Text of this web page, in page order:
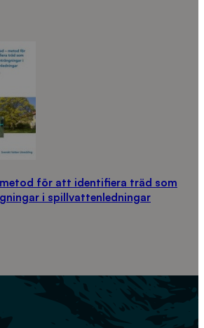
för att identifiera träd som
i spillvattenledningar